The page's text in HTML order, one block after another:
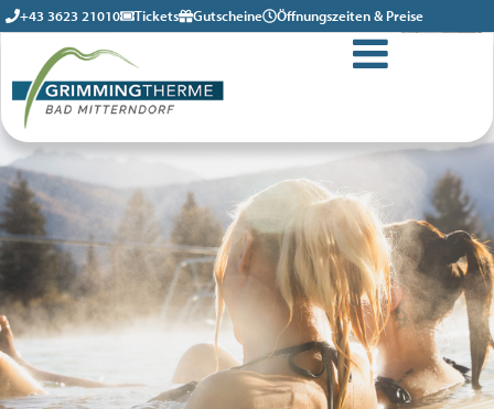
+43 3623 21010 Öffnungszeiten & Preise
Tickets Gutscheine